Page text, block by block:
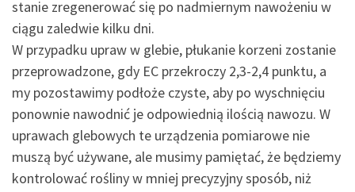
stanie zregenerować się po nadmiernym nawożeniu w
ciągu zaledwie kilku dni.
W przypadku upraw w glebie, płukanie korzeni zostanie
przeprowadzone, gdy EC przekroczy 2,3-2,4 punktu, a
my pozostawimy podłoże czyste, aby po wyschnięciu
ponownie nawodnić je odpowiednią ilością nawozu. W
uprawach glebowych te urządzenia pomiarowe nie
muszą być używane, ale musimy pamiętać, że będziemy
kontrolować rośliny w mniej precyzyjny sposób, niż